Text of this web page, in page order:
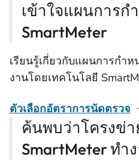
เข้าใจแผนการกํ
SmartMeter
เรียนรู้เกี่ยวกับแผนการกํา
งานโดยเทคโนโลยี
ตัวเลือกอัตราการนัดตรวจ
ค้นพบว่าโครงข่
SmartMeter ทํา